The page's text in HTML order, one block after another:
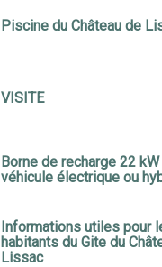
Piscine du Château de
VISITE
Borne de recharge 22
véhicule électrique ou
Informations utiles pour
habitants du Gite du
Lissac